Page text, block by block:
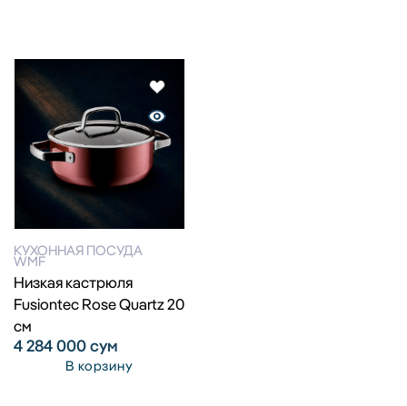
КУХОННАЯ ПОСУДА
WMF
Низкая кастрюля
Fusiontec Rose Quartz 20
см
4 284 000сум
В корзину